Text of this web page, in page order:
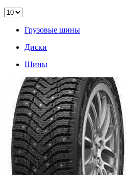
Грузовые шины
Диски
Шины